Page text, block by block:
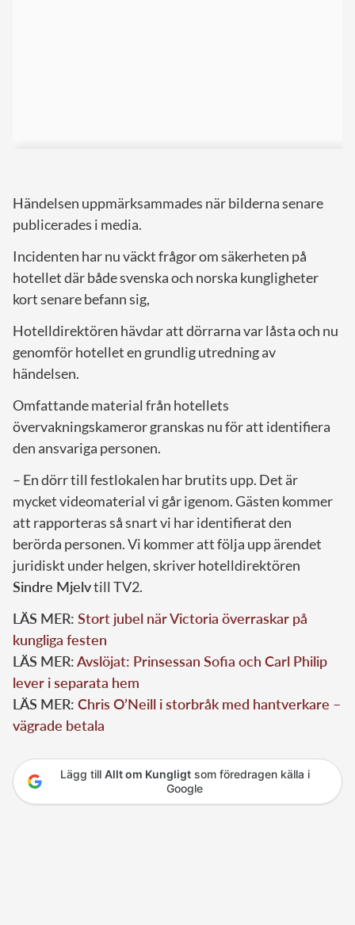
Händelsen uppmärksammades när bilderna senare
publicerades i media.
Incidenten har nu väckt frågor om säkerheten på
hotellet där både svenska och norska kungligheter
kort senare befann sig,
Hotelldirektören hävdar att dörrarna var låsta och nu
genomför hotellet en grundlig utredning av
händelsen.
Omfattande material från hotellets
övervakningskameror granskas nu för att identifiera
den ansvariga personen.
– En dörr till festlokalen har brutits upp. Det är
mycket videomaterial vi går igenom. Gästen kommer
att rapporteras så snart vi har identifierat den
berörda personen. Vi kommer att följa upp ärendet
juridiskt under helgen, skriver hotelldirektören
Sindre Mjelvtill TV2.
LÄS MER: Stort jubel när Victoria överraskar på
kungliga festen
LÄS MER:Avslöjat: Prinsessan Sofia och Carl Philip
lever i separata hem
LÄS MER: Chris O’Neill i storbråk med hantverkare –
vägrade betala
Lägg till Allt om Kungligtsom föredragen källa i
Google